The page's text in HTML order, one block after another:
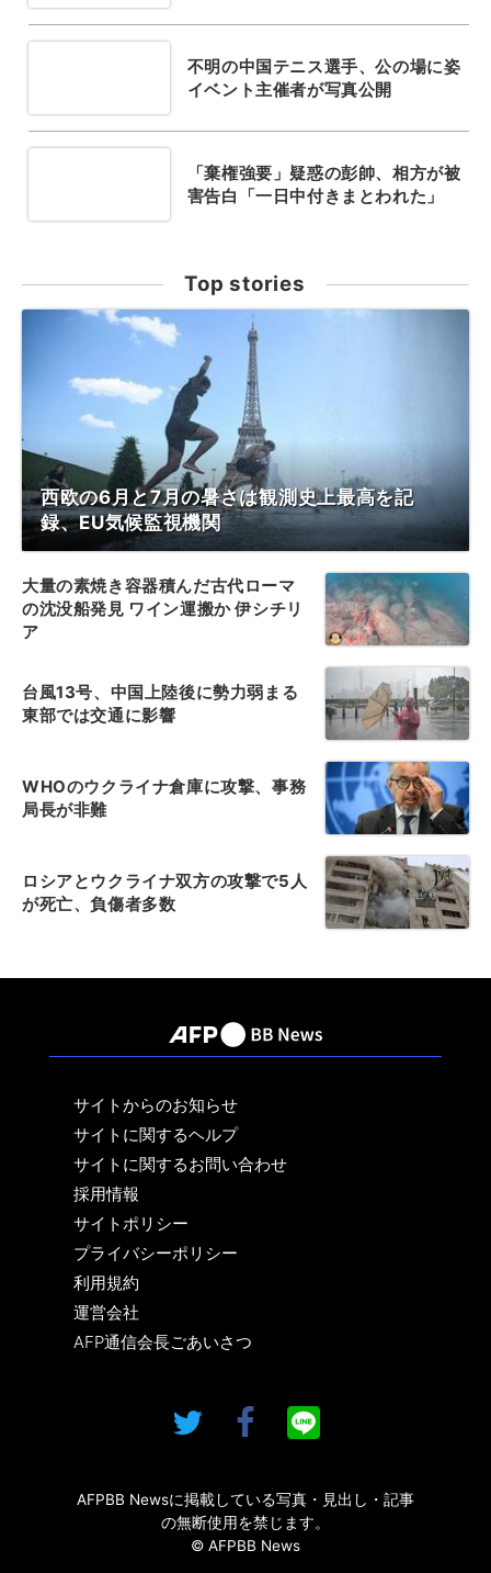
不明の中国テニス選手、公の場に姿
イベント主催者が写真公開
「棄権強要」疑惑の彭帥、相方が被
害告白「一日中付きまとわれた」
Top stories
西欧の6月と7月の暑さは観測史上最高を記
録、EU気候監視機関
大量の素焼き容器積んだ古代ローマ
の沈没船発見 ワイン運搬か 伊シチリ
ア
台風13号、中国上陸後に勢力弱まる
東部では交通に影響
WHOのウクライナ倉庫に攻撃、事務
局長が非難
ロシアとウクライナ双方の攻撃で5人
が死亡、負傷者多数
サイトからのお知らせ
サイトに関するヘルプ
サイトに関するお問い合わせ
採用情報
サイトポリシー
プライバシーポリシー
利用規約
運営会社
AFP通信会長ごあいさつ
AFPBB Newsに掲載している写真・見出し・記事
の無断使用を禁じます。
© AFPBB News